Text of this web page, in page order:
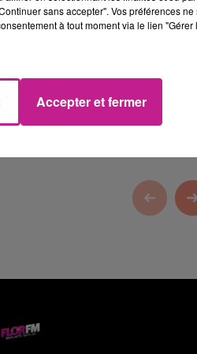
sans accepter". Vos préférences
à tout moment via le lien
Accepter et fermer